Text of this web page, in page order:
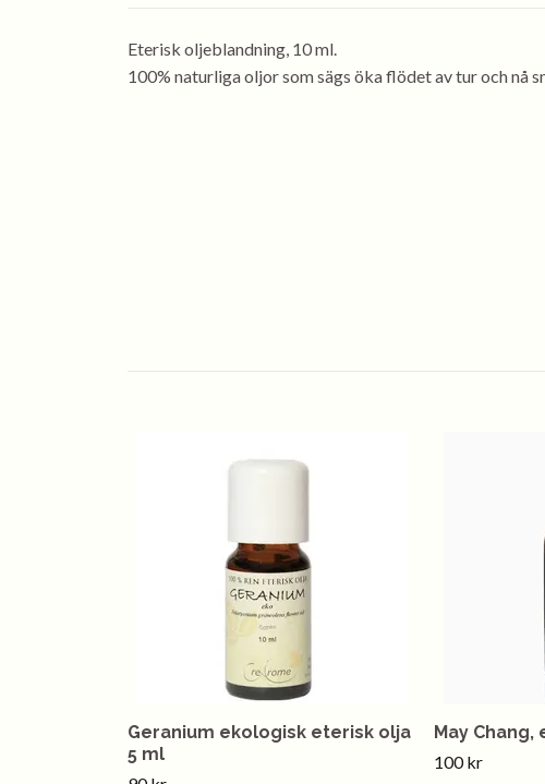
Eterisk oljeblandning, 10 ml.
100% naturliga oljor som sägs öka flödet av tur och nå
Geranium ekologisk eterisk olja
5 ml
May Chang,
100 kr